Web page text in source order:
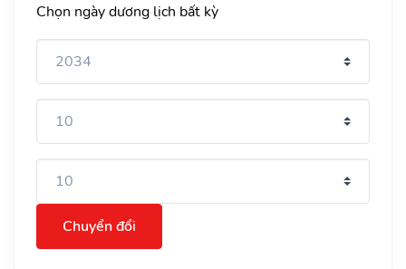
Chọn ngày dương lịch bất kỳ
Chuyển đổi